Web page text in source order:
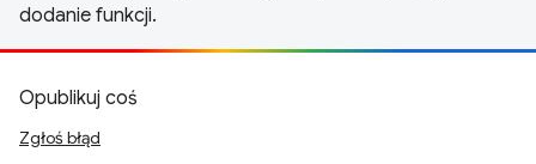
dodanie funkcji.
Opublikuj coś
Zgłoś błąd